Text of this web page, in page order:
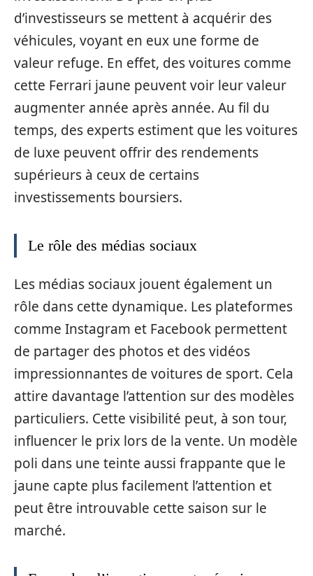
d’investisseurs se mettent à acquérir des
véhicules, voyant en eux une forme de
valeur refuge. En effet, des voitures comme
cette Ferrari jaune peuvent voir leur valeur
augmenter année après année. Au fil du
temps, des experts estiment que les voitures
de luxe peuvent offrir des rendements
supérieurs à ceux de certains
investissements boursiers.
Le rôle des médias sociaux
Les médias sociaux jouent également un
rôle dans cette dynamique. Les plateformes
comme Instagram et Facebook permettent
de partager des photos et des vidéos
impressionnantes de voitures de sport. Cela
attire davantage l’attention sur des modèles
particuliers. Cette visibilité peut, à son tour,
influencer le prix lors de la vente. Un modèle
poli dans une teinte aussi frappante que le
jaune capte plus facilement l’attention et
peut être introuvable cette saison sur le
marché.